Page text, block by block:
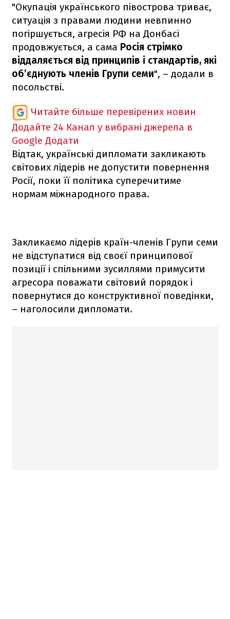
"Окупація українського півострова триває,
ситуація з правами людини невпинно
погіршується, агресія РФ на Донбасі
продовжується, а сама Росія стрімко
віддаляється від принципів і стандартів, які
об’єднують членів Групи семи", – додали в
посольстві.
Читайте більше перевірених новин
Додайте 24 Канал у вибрані джерела в
Google Додати
Відтак, українські дипломати закликають
світових лідерів не допустити повернення
Росії, поки її політика суперечитиме
нормам міжнародного права.
Закликаємо лідерів країн-членів Групи семи
не відступатися від своєї принципової
позиції і спільними зусиллями примусити
агресора поважати світовий порядок і
повернутися до конструктивної поведінки,
– наголосили дипломати.